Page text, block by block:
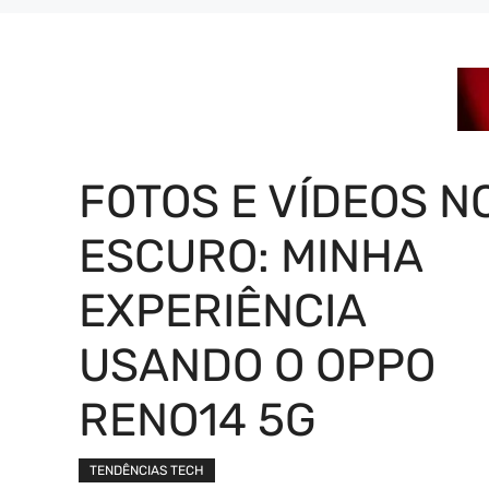
FOTOS E VÍDEOS
ESCURO: MINHA
EXPERIÊNCIA
USANDO O OPPO
RENO14 5G
TENDÊNCIAS TECH